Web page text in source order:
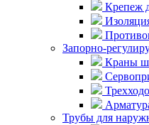
Крепеж
Запорно-
Краны
Трубы для